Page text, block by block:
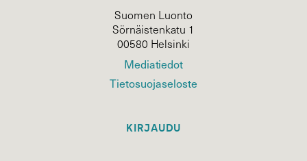
Suomen Luonto
Sörnäistenkatu 1
00580 Helsinki
Mediatiedot
Tietosuojaseloste
KIRJAUDU